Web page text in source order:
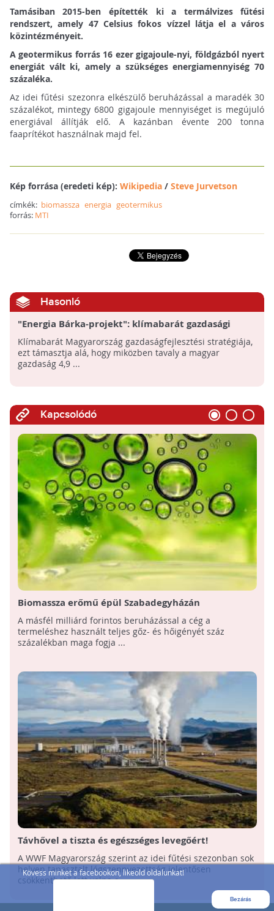
Kövess minket a facebookon, likeold oldalunkat!
Bezárás
Tamásiban 2015-ben építették ki a termálvizes fűtési
rendszert, amely 47 Celsius fokos vízzel látja el a város
közintézményeit.
A geotermikus forrás 16 ezer gigajoule-nyi, földgázból nyert
energiát vált ki, amely a szükséges energiamennyiség 70
százaléka.
Az idei fűtési szezonra elkészülő beruházással a maradék 30
százalékot, mintegy 6800 gigajoule mennyiséget is megújuló
energiával állítják elő. A kazánban évente 200 tonna
faaprítékot használnak majd fel.
Kép forrása (eredeti kép): Wikipedia/ Steve Jurvetson
címkék: biomassza energia geotermikus
forrás: MTI
Hasonló
"Energia Bárka-projekt": klímabarát gazdasági
stratégia Magyarországon
Klímabarát Magyarország gazdaságfejlesztési stratégiája,
ezt támasztja alá, hogy miközben tavaly a magyar
gazdaság 4,9 ...
Kapcsolódó
Biomassza erőmű épül Szabadegyházán
A másfél milliárd forintos beruházással a cég a
termeléshez használt teljes gőz- és hőigényét száz
százalékban maga fogja ...
Távhővel a tiszta és egészséges levegőért!
A WWF Magyarország szerint az idei fűtési szezonban sok
helyen tapasztalt légszennyezettség jelentősen
csökkenthető lett volna a ...